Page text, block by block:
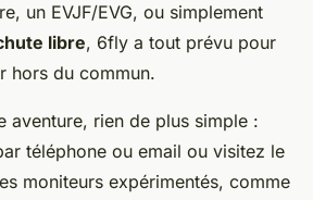
un EVJF/EVG, ou simplement
libre, 6fly a tout prévu pour
hors du commun.
aventure, rien de plus simple :
téléphone ou email ou visitez le
moniteurs expérimentés, comme